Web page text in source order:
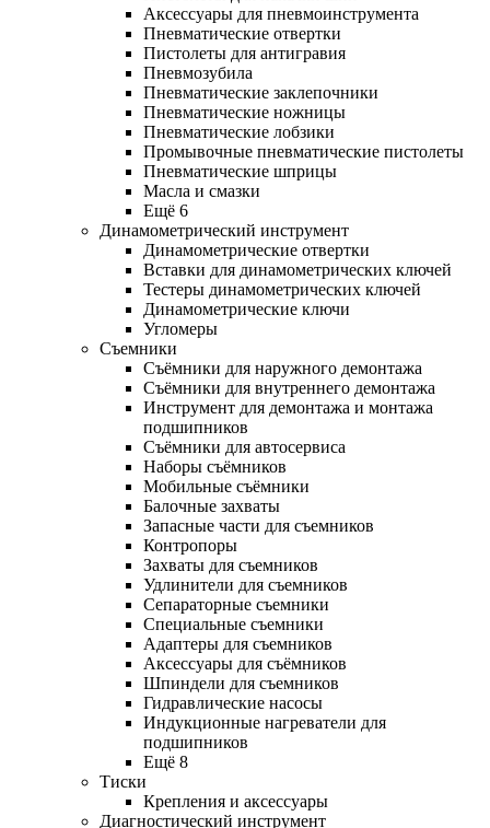
Аксессуары для пневмоинструмента
Пневматические отвертки
Пистолеты для антигравия
Пневмозубила
Пневматические заклепочники
Пневматические ножницы
Пневматические лобзики
Промывочные пневматические пистолеты
Пневматические шприцы
Масла и смазки
Ещё 6
Динамометрический инструмент
Динамометрические отвертки
Вставки для динамометрических ключей
Тестеры динамометрических ключей
Динамометрические ключи
Угломеры
Съемники
Съёмники для наружного демонтажа
Съёмники для внутреннего демонтажа
Инструмент для демонтажа и монтажа
подшипников
Съёмники для автосервиса
Наборы съёмников
Мобильные съёмники
Балочные захваты
Запасные части для съемников
Контропоры
Захваты для съемников
Удлинители для съемников
Сепараторные съемники
Специальные съемники
Адаптеры для съемников
Аксессуары для съёмников
Шпиндели для съемников
Гидравлические насосы
Индукционные нагреватели для
подшипников
Ещё 8
Тиски
Крепления и аксессуары
Диагностический инструмент